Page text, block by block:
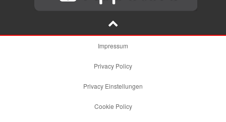
Impressum
Privacy Policy
Privacy Einstellungen
Cookie Policy